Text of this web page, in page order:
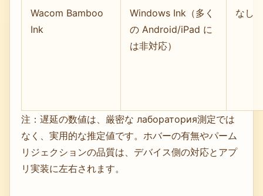
Wacom Bamboo
Ink
Windows Ink（多く
の Android/iPad に
は非対応）
なし
注：遅延の数値は、厳密な лаборатория測定では
なく、実用的な推定値です。ホバーの有無やパーム
リジェクションの品質は、デバイス側の対応とアプ
リ実装に左右されます。